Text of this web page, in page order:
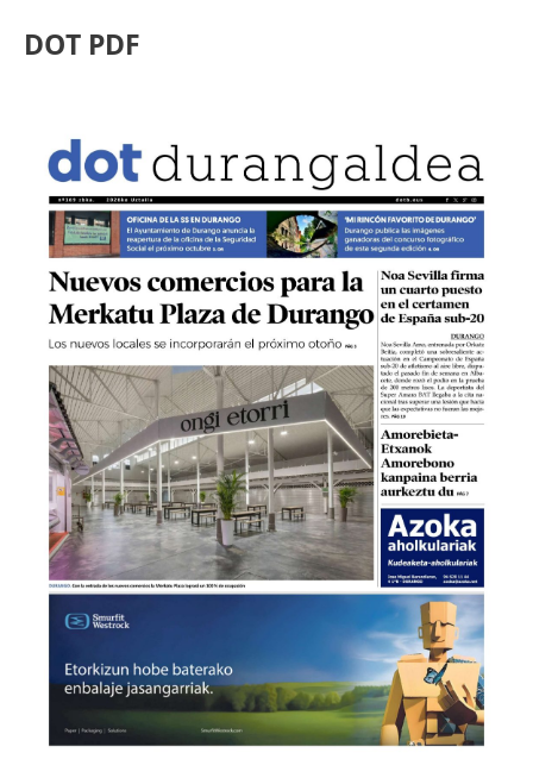
DOT PDF